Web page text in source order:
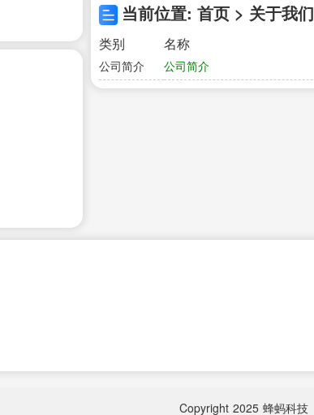
当前位置: 首页 > 关于我们
类别 名称
公司简介 公司简介
Copyright 2025 蜂蚂科技